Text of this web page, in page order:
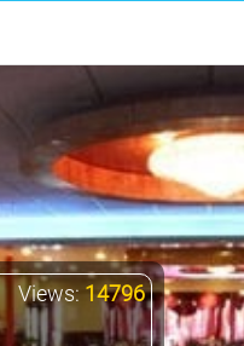
Views: 14796